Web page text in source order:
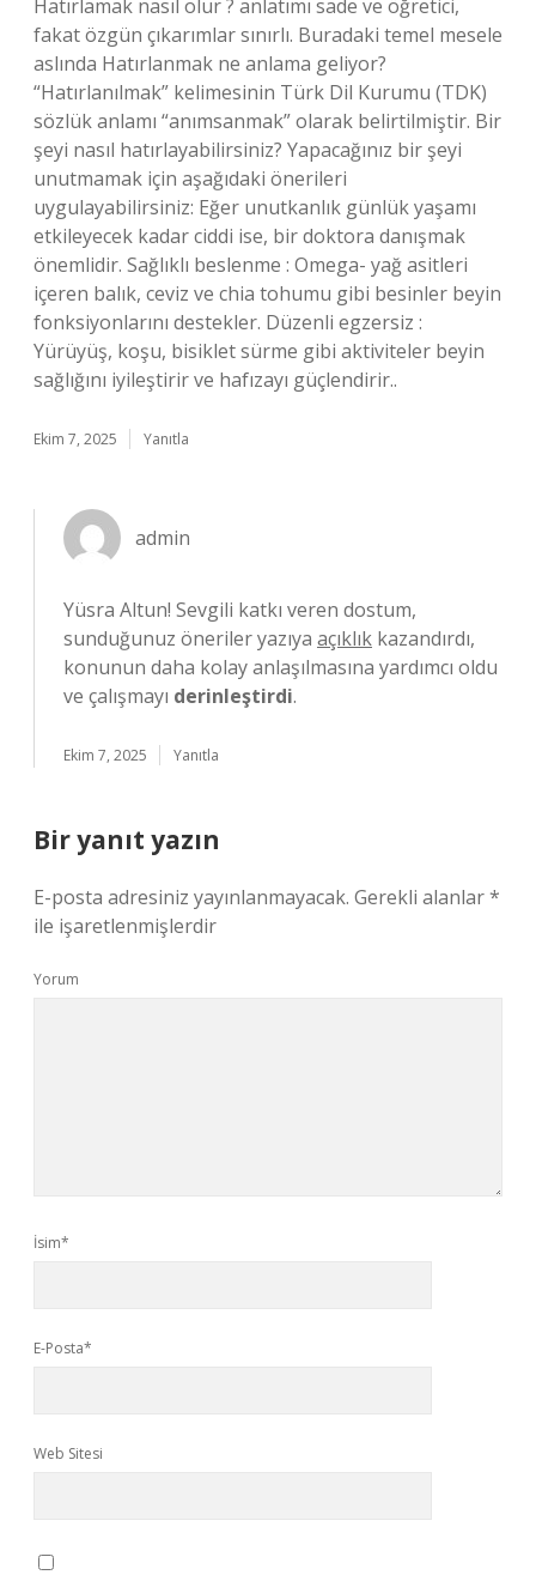
Hatırlamak nasıl olur ? anlatımı sade ve öğretici,
fakat özgün çıkarımlar sınırlı. Buradaki temel mesele
aslında Hatırlanmak ne anlama geliyor?
“Hatırlanılmak” kelimesinin Türk Dil Kurumu (TDK)
sözlük anlamı “anımsanmak” olarak belirtilmiştir. Bir
şeyi nasıl hatırlayabilirsiniz? Yapacağınız bir şeyi
unutmamak için aşağıdaki önerileri
uygulayabilirsiniz: Eğer unutkanlık günlük yaşamı
etkileyecek kadar ciddi ise, bir doktora danışmak
önemlidir. Sağlıklı beslenme : Omega- yağ asitleri
içeren balık, ceviz ve chia tohumu gibi besinler beyin
fonksiyonlarını destekler. Düzenli egzersiz :
Yürüyüş, koşu, bisiklet sürme gibi aktiviteler beyin
sağlığını iyileştirir ve hafızayı güçlendirir..
Ekim 7, 2025 Yanıtla
admin
Yüsra Altun! Sevgili katkı veren dostum,
sunduğunuz öneriler yazıya açıklık kazandırdı,
konunun daha kolay anlaşılmasına yardımcı oldu
ve çalışmayı derinleştirdi.
Ekim 7, 2025 Yanıtla
Bir yanıt yazın
E-posta adresiniz yayınlanmayacak. Gerekli alanlar*
ile işaretlenmişlerdir
Yorum
İsim*
E-Posta*
Web Sitesi